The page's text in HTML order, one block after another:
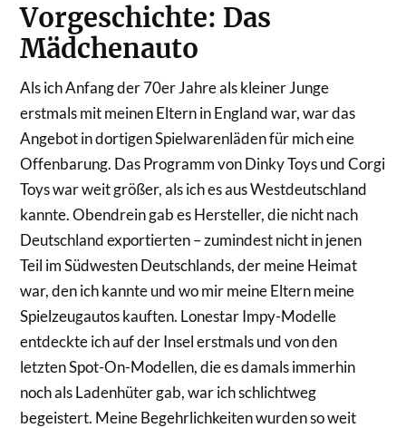
Vorgeschichte: Das
Mädchenauto
Als ich Anfang der 70er Jahre als kleiner Junge
erstmals mit meinen Eltern in England war, war das
Angebot in dortigen Spielwarenläden für mich eine
Offenbarung. Das Programm von Dinky Toys und Corgi
Toys war weit größer, als ich es aus Westdeutschland
kannte. Obendrein gab es Hersteller, die nicht nach
Deutschland exportierten – zumindest nicht in jenen
Teil im Südwesten Deutschlands, der meine Heimat
war, den ich kannte und wo mir meine Eltern meine
Spielzeugautos kauften. Lonestar Impy-Modelle
entdeckte ich auf der Insel erstmals und von den
letzten Spot-On-Modellen, die es damals immerhin
noch als Ladenhüter gab, war ich schlichtweg
begeistert. Meine Begehrlichkeiten wurden so weit